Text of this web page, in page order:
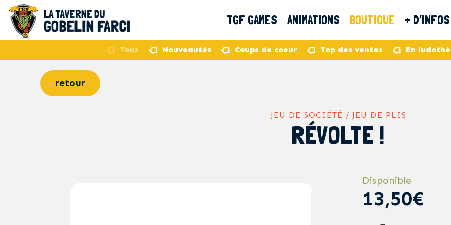
TGF GAMES ANIMATIONS BOUTIQUE + D’INFOS
Tous Nouveautés Coups de coeur Top des ventes En
retour
JEU DE SOCIÉTÉ / JEU DE PLIS
RÉVOLTE !
Disponible
13,50€